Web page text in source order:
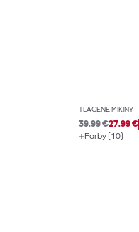
TLAČENÉ MIKINY
39.99 €27.99 €
Farby (10)